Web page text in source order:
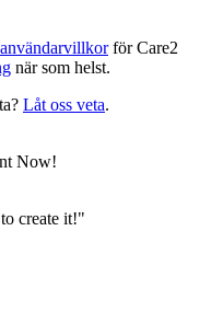
användarvillkorför Care2
när som helst.
Låt oss veta.
Now!
create it!"